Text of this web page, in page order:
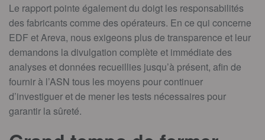
Le rapport pointe également du doigt les responsabilités
des fabricants comme des opérateurs. En ce qui concerne
EDF et Areva, nous exigeons plus de transparence et leur
demandons la divulgation complète et immédiate des
analyses et données recueillies jusqu’à présent, afin de
fournir à l’ASN tous les moyens pour continuer
d’investiguer et de mener les tests nécessaires pour
garantir la sûreté.